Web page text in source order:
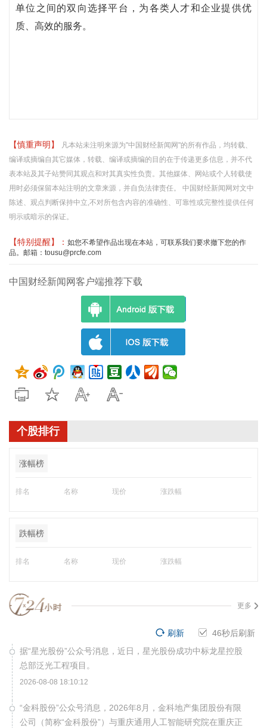
单位之间的双向选择平台，为各类人才和企业提供优
质、高效的服务。
【慎重声明】
凡本站未注明来源为"中国财经新闻网"的所有作品，均转载、
编译或摘编自其它媒体，转载、编译或摘编的目的在于传递更多信息，并不代
表本站及其子站赞同其观点和对其真实性负责。其他媒体、网站或个人转载使
用时必须保留本站注明的文章来源，并自负法律责任。 中国财经新闻网对文中
陈述、观点判断保持中立,不对所包含内容的准确性、可靠性或完整性提供任何
明示或暗示的保证。
【特别提醒】： 如您不希望作品出现在本站，可联系我们要求撤下您的作
品。邮箱：tousu@prcfe.com
中国财经新闻网客户端推荐下载
个股排行
涨幅榜
排名 名称 现价 涨跌幅
跌幅榜
排名 名称 现价 涨跌幅
更多
45秒后刷新
刷新
据“星光股份”公众号消息，近日，星光股份成功中标龙星控股
总部泛光工程项目。
2026-08-08 18:10:12
“金科股份”公众号消息，2026年8月，金科地产集团股份有限
公司（简称“金科股份”）与重庆通用人工智能研究院在重庆正